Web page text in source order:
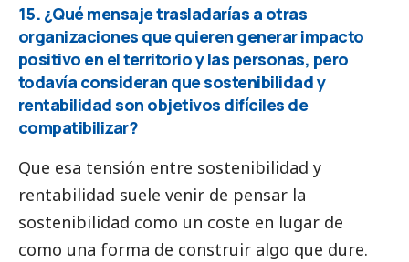
15. ¿Qué mensaje trasladarías a otras
organizaciones que quieren generar impacto
positivo en el territorio y las personas, pero
todavía consideran que sostenibilidad y
rentabilidad son objetivos difíciles de
compatibilizar?
Que esa tensión entre sostenibilidad y
rentabilidad suele venir de pensar la
sostenibilidad como un coste en lugar de
como una forma de construir algo que dure.